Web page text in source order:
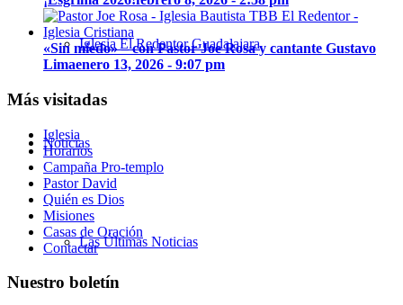
Iglesia El Redentor Guadalajara
Noticias
Las Últimas Noticias
«Sin miedo» – con Pastor Joe Rosa y cantante Gustavo
Limaenero 13, 2026 - 9:07 pm
Más visitadas
Iglesia
Horarios
Campaña Pro-templo
Pastor David
Quién es Dios
Misiones
Casas de Oración
Contactar
Nuestro boletín